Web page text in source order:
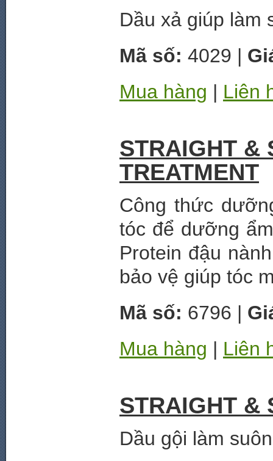
Dầu xả giúp làm
Mã số: 4029 |
Mua hàng | Liên
STRAIGHT &
TREATMENT
Công thức
tóc để dưỡng
Protein đậu
bảo vệ giúp tóc
Mã số: 6796 |
Mua hàng | Liên
STRAIGHT &
Dầu gội làm